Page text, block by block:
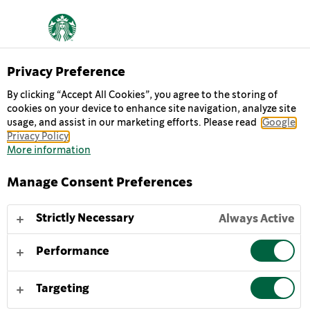
Chilled Classics
VANILLA BEAN
MACCHIATO
Starbucks® Vanilla Bean Macchiato: En iskall blandning
vaniljstång. En uppiggande boost som är perfekt var
som helst, när som helst. För en läcker smakupplevelse
av vår Starbucks® Vanilla Bean Macchiato: servera den
iskall eller hälld över is och skaka försiktigt för att
Privacy Preference
By clicking “Accept All Cookies”, you agree to the storing of
cookies on your device to enhance site navigation, analyze site
usage, and assist in our marketing efforts. Please read
Google
Privacy Policy
More information
Manage Consent Preferences
Strictly Necessary Always Active
Performance
Targeting